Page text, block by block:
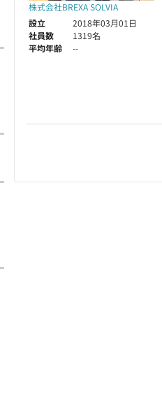
株式会社BREXA SOLVIA
設立
2018年03月01日
社員数
1319名
平均年齢
--